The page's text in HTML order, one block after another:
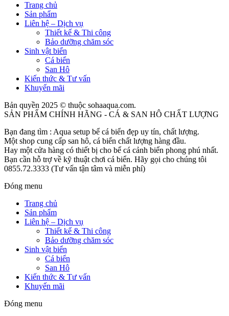
Trang chủ
Sản phẩm
Liên hệ – Dịch vụ
Thiết kế & Thi công
Bảo dưỡng chăm sóc
Sinh vật biển
Cá biển
San Hô
Kiến thức & Tư vấn
Khuyến mãi
Bản quyền 2025 © thuộc sohaaqua.com.
SẢN PHẨM CHÍNH HÃNG - CÁ & SAN HÔ CHẤT LƯỢNG
Bạn đang tìm : Aqua setup bể cá biển đẹp uy tín, chất lượng.
Một shop cung cấp san hô, cá biển chất lượng hàng đầu.
Hay một cửa hàng có thiết bị cho bể cá cảnh biển phong phú nhất.
Bạn cần hỗ trợ về kỹ thuật chơi cá biển. Hãy gọi cho chúng tôi
0855.72.3333 (Tư vấn tận tâm và miễn phí)
Đóng menu
Trang chủ
Sản phẩm
Liên hệ – Dịch vụ
Thiết kế & Thi công
Bảo dưỡng chăm sóc
Sinh vật biển
Cá biển
San Hô
Kiến thức & Tư vấn
Khuyến mãi
Đóng menu